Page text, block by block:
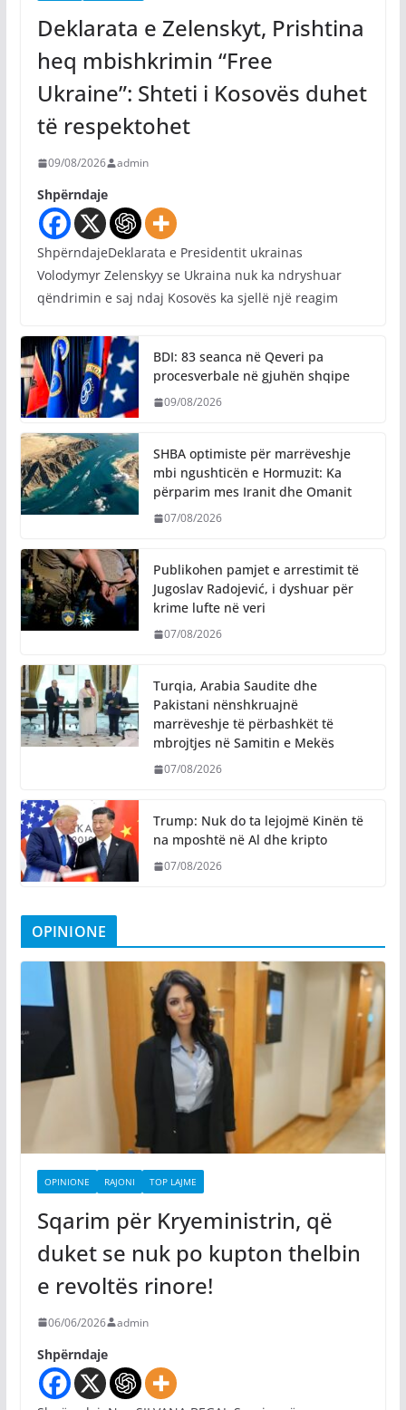
Deklarata e Zelenskyt, Prishtina
heq mbishkrimin “Free
Ukraine”: Shteti i Kosovës duhet
të respektohet
09/08/2026 admin
Shpërndaje
ShpërndajeDeklarata e Presidentit ukrainas
Volodymyr Zelenskyy se Ukraina nuk ka ndryshuar
qëndrimin e saj ndaj Kosovës ka sjellë një reagim
BDI: 83 seanca në Qeveri pa
procesverbale në gjuhën shqipe
09/08/2026
SHBA optimiste për marrëveshje
mbi ngushticën e Hormuzit: Ka
përparim mes Iranit dhe Omanit
07/08/2026
Publikohen pamjet e arrestimit të
Jugoslav Radojević, i dyshuar për
krime lufte në veri
07/08/2026
Turqia, Arabia Saudite dhe
Pakistani nënshkruajnë
marrëveshje të përbashkët të
mbrojtjes në Samitin e Mekës
07/08/2026
Trump: Nuk do ta lejojmë Kinën të
na mposhtë në Al dhe kripto
07/08/2026
OPINIONE
OPINIONE RAJONI TOP LAJME
Sqarim për Kryeministrin, që
duket se nuk po kupton thelbin
e revoltës rinore!
06/06/2026 admin
Shpërndaje